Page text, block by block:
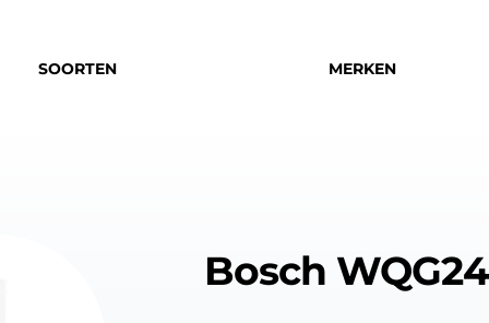
SOORTEN MERKEN
Bosch